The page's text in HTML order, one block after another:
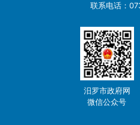
联系电话：
汨罗市政府网
微信公众号